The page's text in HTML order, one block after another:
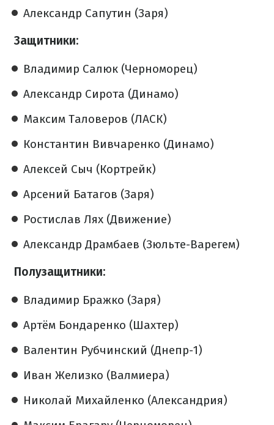
Александр Сапутин (Заря)
Защитники:
Владимир Салюк (Черноморец)
Александр Сирота (Динамо)
Максим Таловеров (ЛАСК)
Константин Вивчаренко (Динамо)
Алексей Сыч (Кортрейк)
Арсений Батагов (Заря)
Ростислав Лях (Движение)
Александр Драмбаев (Зюльте-Варегем)
Полузащитники:
Владимир Бражко (Заря)
Артём Бондаренко (Шахтер)
Валентин Рубчинский (Днепр-1)
Иван Желизко (Валмиера)
Николай Михайленко (Александрия)